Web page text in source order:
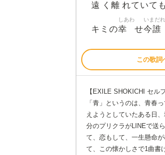
遠 く 離 れていても
キミの幸
しあわ
せ今誰
いまだれ
この歌詞
【EXILE SHOKICHI セル
「青」というのは、青春
えようとしていたある日
分のプリクラがLINEで送
て、恋もして、一生懸命
て、この懐かしさで1曲書